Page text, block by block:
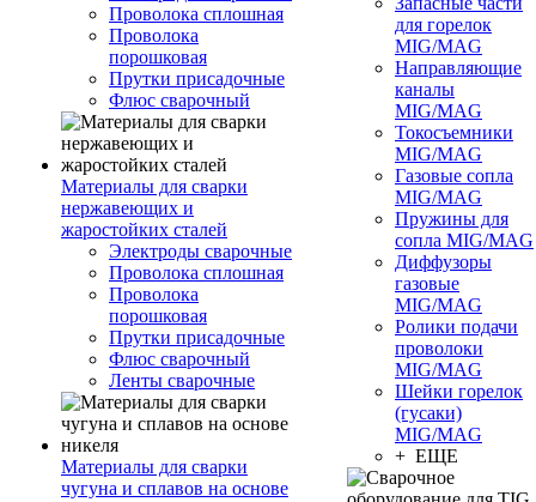
Проволока сплошная
Проволока
порошковая
Прутки присадочные
Флюс сварочный
Материалы для сварки
нержавеющих и
жаростойких сталей
Электроды сварочные
Проволока сплошная
Проволока
порошковая
Прутки присадочные
Флюс сварочный
Ленты сварочные
Материалы для сварки
чугуна и сплавов на основе
для горелок
MIG/MAG
Направляющие
каналы
MIG/MAG
Токосъемники
MIG/MAG
Газовые сопла
MIG/MAG
Пружины для
сопла MIG/MAG
Диффузоры
газовые
MIG/MAG
Ролики подачи
проволоки
MIG/MAG
Шейки горелок
(гусаки)
MIG/MAG
+ ЕЩЕ